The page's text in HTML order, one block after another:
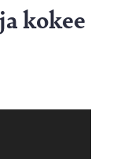
kokee